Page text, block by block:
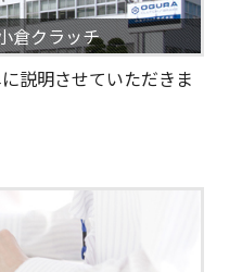
倉クラッチ
説明させていただきま